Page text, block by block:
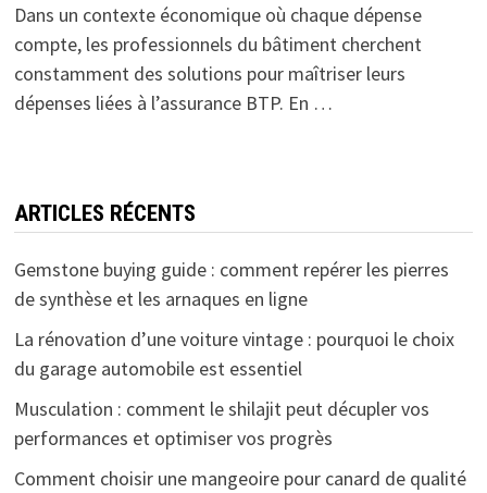
Dans un contexte économique où chaque dépense
compte, les professionnels du bâtiment cherchent
constamment des solutions pour maîtriser leurs
dépenses liées à l’assurance BTP. En …
ARTICLES RÉCENTS
Gemstone buying guide : comment repérer les pierres
de synthèse et les arnaques en ligne
La rénovation d’une voiture vintage : pourquoi le choix
du garage automobile est essentiel
Musculation : comment le shilajit peut décupler vos
performances et optimiser vos progrès
Comment choisir une mangeoire pour canard de qualité